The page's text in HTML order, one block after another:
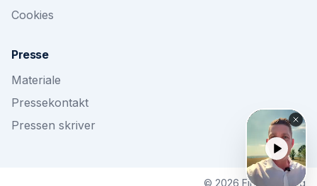
Cookies
Presse
Materiale
Pressekontakt
Pressen skriver
© 2026 Findforsikring